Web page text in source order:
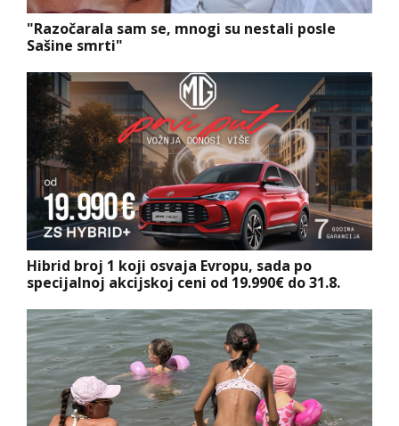
"Razočarala sam se, mnogi su nestali posle
Sašine smrti"
Hibrid broj 1 koji osvaja Evropu, sada po
specijalnoj akcijskoj ceni od 19.990€ do 31.8.